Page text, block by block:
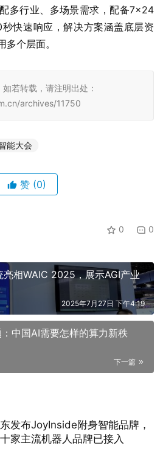
多行业、多场景需求，配备7×24
快速响应，解决方案涵盖底层资
个层面。
若转载，请注明出处：
archives/11750
能大会
赞 (0)
0 0
亮相WAIC 2025，展示AGI产业
2025年7月27日 下午4:19
中国AI需要怎样的算力新秩
下一篇
发布JoyInside附身智能品牌，
家主流机器人品牌已接入